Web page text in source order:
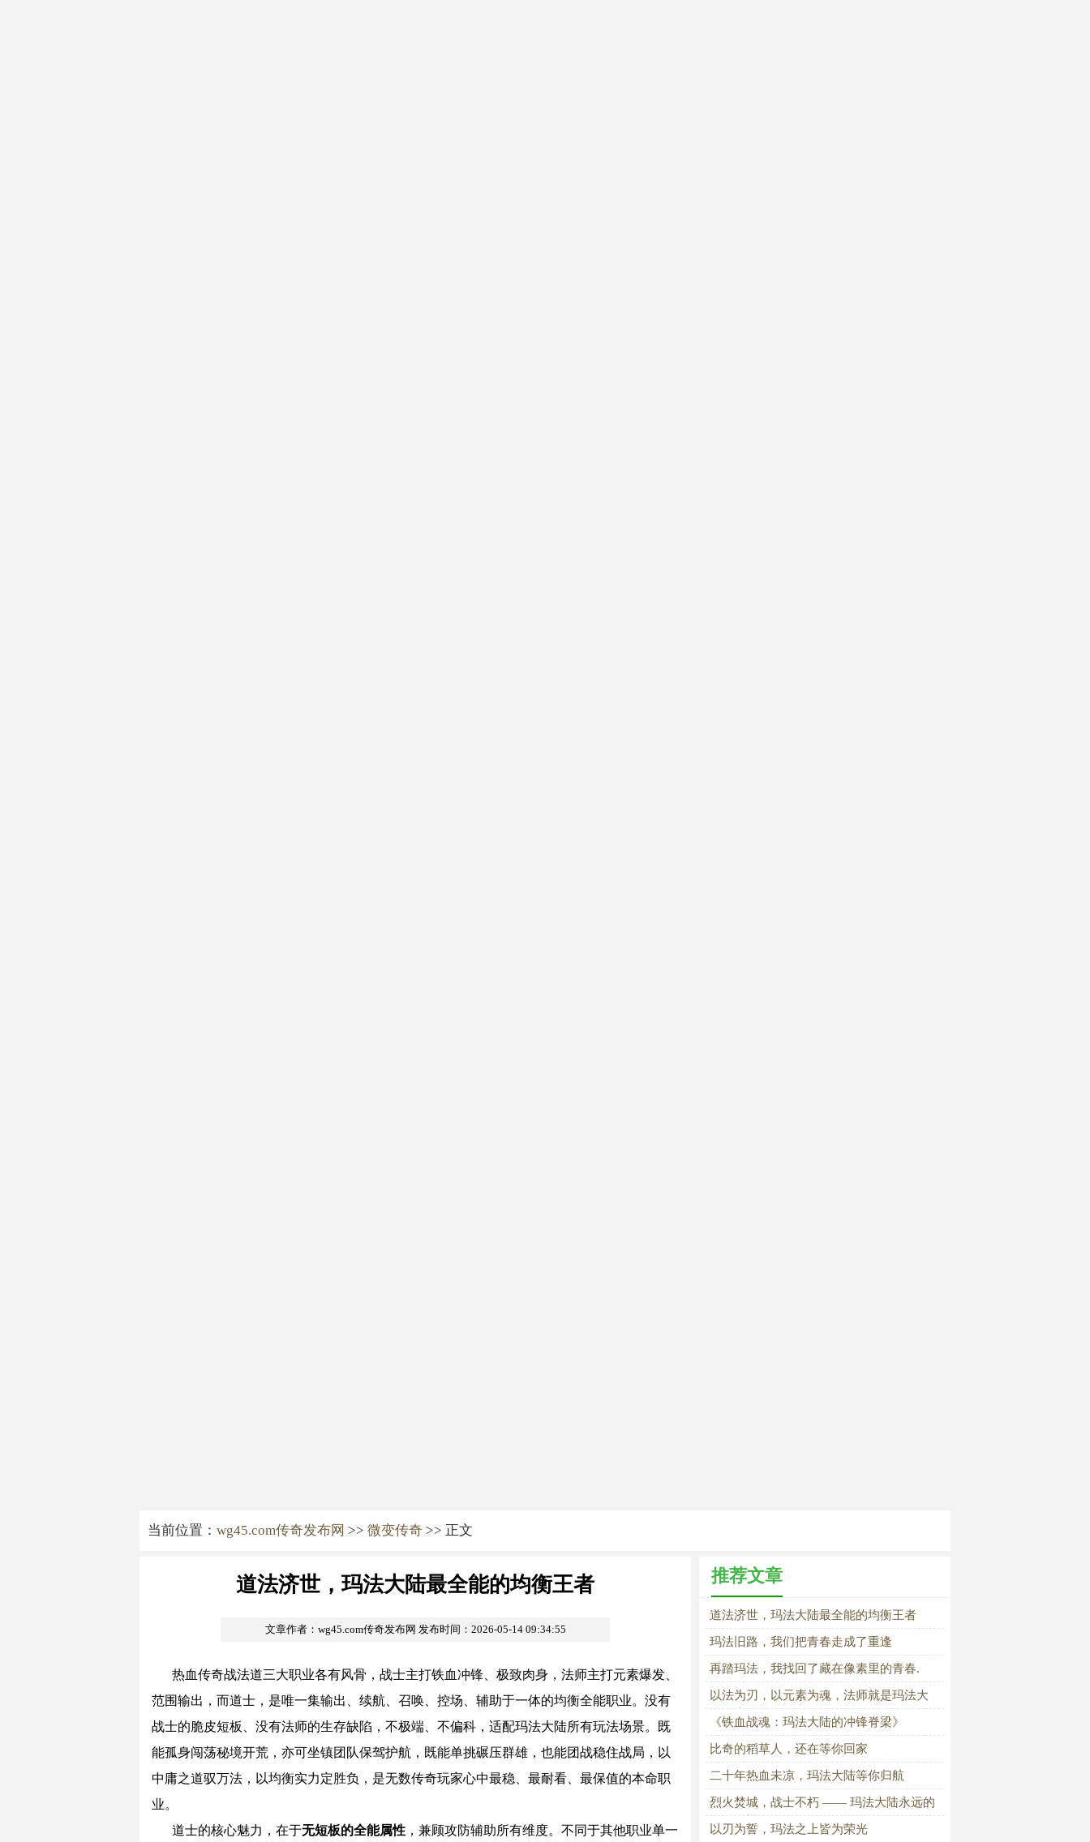
当前位置： wg45.com传奇发布网 >> 微变传奇 >> 正文
道法济世，玛法大陆最全能的均衡王者
文章作者：wg45.com传奇发布网 发布时间：2026-05-14 09:34:55
热血传奇战法道三大职业各有风骨，战士主打铁血冲锋、极致肉身，法师主打元素爆发、
范围输出，而道士，是唯一集输出、续航、召唤、控场、辅助于一体的均衡全能职业。没有
战士的脆皮短板、没有法师的生存缺陷，不极端、不偏科，适配玛法大陆所有玩法场景。既
能孤身闯荡秘境开荒，亦可坐镇团队保驾护航，既能单挑碾压群雄，也能团战稳住战局，以
中庸之道驭万法，以均衡实力定胜负，是无数传奇玩家心中最稳、最耐看、最保值的本命职
业。
道士的核心魅力，在于无短板的全能属性 ，兼顾攻防辅助所有维度。不同于其他职业单一
推荐文章
道法济世，玛法大陆最全能的均衡王者
玛法旧路，我们把青春走成了重逢
再踏玛法，我找回了藏在像素里的青春.
以法为刃，以元素为魂，法师就是玛法大
陆的魔法传奇
《铁血战魂：玛法大陆的冲锋脊梁》
比奇的稻草人，还在等你回家
二十年热血未凉，玛法大陆等你归航
烈火焚城，战士不朽 —— 玛法大陆永远的
铁血脊梁
以刃为誓，玛法之上皆为荣光